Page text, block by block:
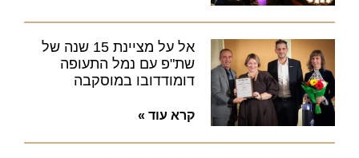
אל על מציינת 15 שנה של
שת"פ עם נמל התעופה
דומודדובו במוסקבה
קרא עוד »